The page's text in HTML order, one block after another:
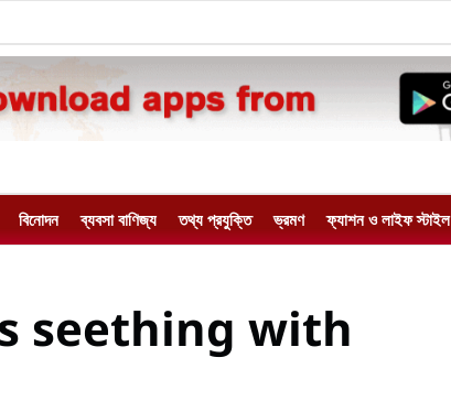
বিনোদন ব্যবসা বাণিজ্য তথ্য প্রযুক্তি ভ্রমণ ফ্যাশন ও লাইফ স্টাইল
seething with